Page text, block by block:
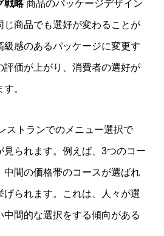
戦略商品のパッケージデザイン
じ商品でも選好が変わることが
級感のあるパッケージに変更す
評価が上がり、消費者の選好が
。
ストランでのメニュー選択で
見られます。例えば、3つのコー
中間の価格帯のコースが選ばれ
げられます。これは、人々が選
間的な選択をする傾向がある